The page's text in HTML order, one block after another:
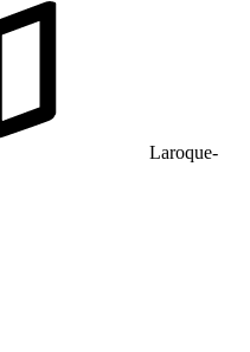
Laroque-